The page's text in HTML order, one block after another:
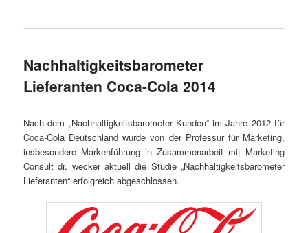
Nachhaltigkeitsbarometer
Lieferanten Coca-Cola 2014
Nach dem „Nachhaltigkeitsbarometer Kunden“ im Jahre 2012 für
Coca-Cola Deutschland wurde von der Professur für Marketing,
insbesondere Markenführung in Zusammenarbeit mit Marketing
Consult dr. wecker aktuell die Studie „Nachhaltigkeitsbarometer
Lieferanten“ erfolgreich abgeschlossen.